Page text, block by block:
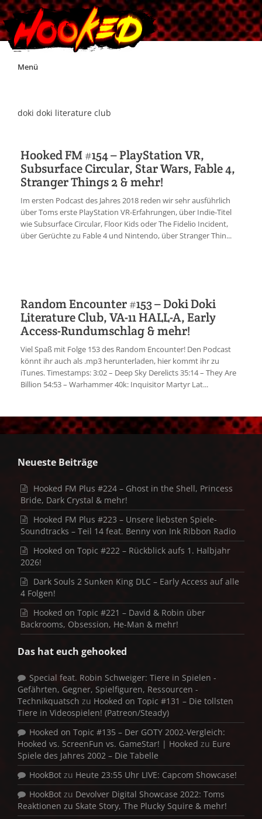
Skip
Menü
Impressum
Jobs
Discord
doki doki literature club
Hooked FM #154 – PlayStation VR,
Subsurface Circular, Star Wars, Fable 4,
Stranger Things 2 & mehr!
Im ersten Podcast des Jahres 2018 reden wir sehr ausführlich
über Toms erste PlayStation VR-Erfahrungen, über Indie-Titel
wie Subsurface Circular, Floor Kids oder The Fidelio Incident,
über Gerüchte zu Fable 4 und Nintendo, über Stranger Thin...
Random Encounter #153 – Doki Doki
Literature Club, VA-11 HALL-A, Early
Access-Rundumschlag & mehr!
Viel Spaß mit Folge 153 des Random Encounter! Den Podcast
könnt ihr auch als .mp3 herunterladen, hier kommt ihr zu
iTunes. Timestamps: 3:02 – Deep Sky Derelicts 35:14 – They Are
Billion 54:53 – Warhammer 40k: Inquisitor Martyr Lat...
Neueste Beiträge
Hooked FM Plus #224 – Ghost in the Shell, Princess
Bride, Dark Crystal & mehr!
Hooked FM Plus #223 – Unsere liebsten Spiele-
Soundtracks – Teil 14 feat. Benny von Ink Ribbon Radio
Hooked on Topic #222 – Rückblick aufs 1. Halbjahr
2026!
Dark Souls 2 Sunken King DLC – Early Access auf alle
4 Folgen!
Hooked on Topic #221 – David & Robin über
Backrooms, Obsession, He-Man & mehr!
Das hat euch gehooked
Special feat. Robin Schweiger: Tiere in Spielen -
Gefährten, Gegner, Spielfiguren, Ressourcen -
Technikquatsch zu Hooked on Topic #131 – Die tollsten
Tiere in Videospielen! (Patreon/Steady)
Hooked on Topic #135 – Der GOTY 2002-Vergleich:
Hooked vs. ScreenFun vs. GameStar! | Hooked zu Eure
Spiele des Jahres 2002 – Die Tabelle
HookBot zu Heute 23:55 Uhr LIVE: Capcom Showcase!
HookBot zu Devolver Digital Showcase 2022: Toms
Reaktionen zu Skate Story, The Plucky Squire & mehr!